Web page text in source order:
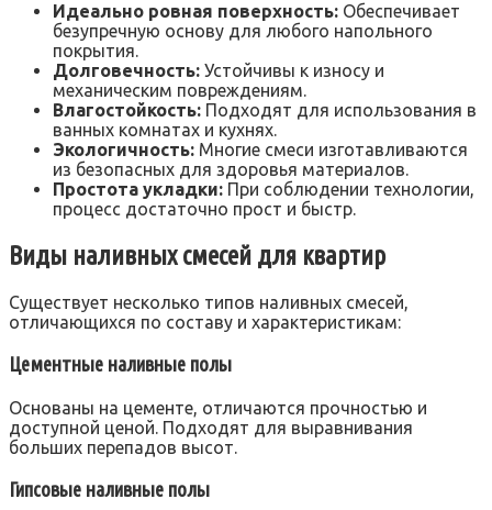
Идеально ровная поверхность: Обеспечивает
безупречную основу для любого напольного
покрытия.
Долговечность: Устойчивы к износу и
механическим повреждениям.
Влагостойкость: Подходят для использования в
ванных комнатах и кухнях.
Экологичность: Многие смеси изготавливаются
из безопасных для здоровья материалов.
Простота укладки: При соблюдении технологии,
процесс достаточно прост и быстр.
Виды наливных смесей для квартир
Существует несколько типов наливных смесей,
отличающихся по составу и характеристикам:
Цементные наливные полы
Основаны на цементе, отличаются прочностью и
доступной ценой. Подходят для выравнивания
больших перепадов высот.
Гипсовые наливные полы